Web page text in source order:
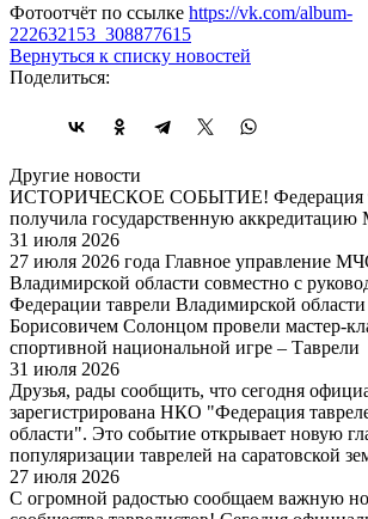
Фотоотчёт по ссылке https://vk.com/album-
222632153_308877615
Вернуться к списку новостей
Поделиться:
Другие новости
ИСТОРИЧЕСКОЕ СОБЫТИЕ! Федерация
получила государственную
31 июля 2026
27 июля 2026 года Главное управление
Владимирской области совместно с
Федерации таврели Владимирской
Борисовичем Солонцом провели мастер-
спортивной национальной игре – Таврели
31 июля 2026
Друзья, рады сообщить, что сегодня
зарегистрирована НКО "Федерация
области". Это событие открывает новую
популяризации таврелей на саратовской
27 июля 2026
С огромной радостью сообщаем важную